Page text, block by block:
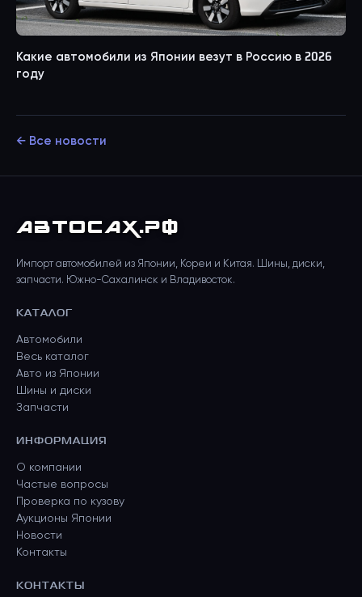
Какие автомобили из Японии везут в Россию в 2026
году
← Все новости
АВТОСАХ.РФ
Импорт автомобилей из Японии, Кореи и Китая. Шины, диски,
запчасти. Южно-Сахалинск и Владивосток.
КАТАЛОГ
Автомобили
Весь каталог
Авто из Японии
Шины и диски
Запчасти
ИНФОРМАЦИЯ
О компании
Частые вопросы
Проверка по кузову
Аукционы Японии
Новости
Контакты
КОНТАКТЫ